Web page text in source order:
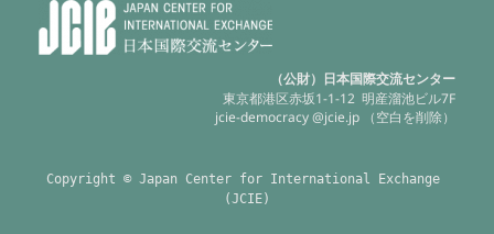
（公財）日本国際交流センター
東京都港区赤坂1-1-12 明産溜池ビル7F
jcie-democracy @jcie.jp （空白を削除）
Copyright © Japan Center for International Exchange
(JCIE)